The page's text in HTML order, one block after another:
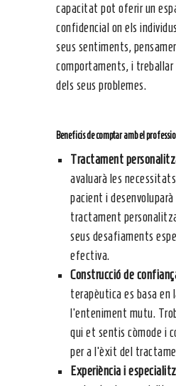
capacitat pot oferir un
confidencial on els
seus sentiments,
comportaments, i treballar
dels seus problemes.
Beneficis de comptar amb el
Tractament
avaluarà les
pacient i desenvoluparà
tractament
seus desafiaments
efectiva.
Construcció de
terapèutica es basa en
l’enteniment mutu.
qui et sentis còmode i
per a l’èxit del
Experiència i